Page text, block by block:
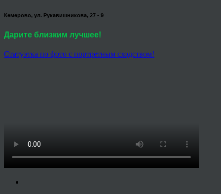
Кемерово, ул. Рукавишникова, 27 - 9
Дарите близким лучшее!
Статуэтка по фото с портретным сходством!